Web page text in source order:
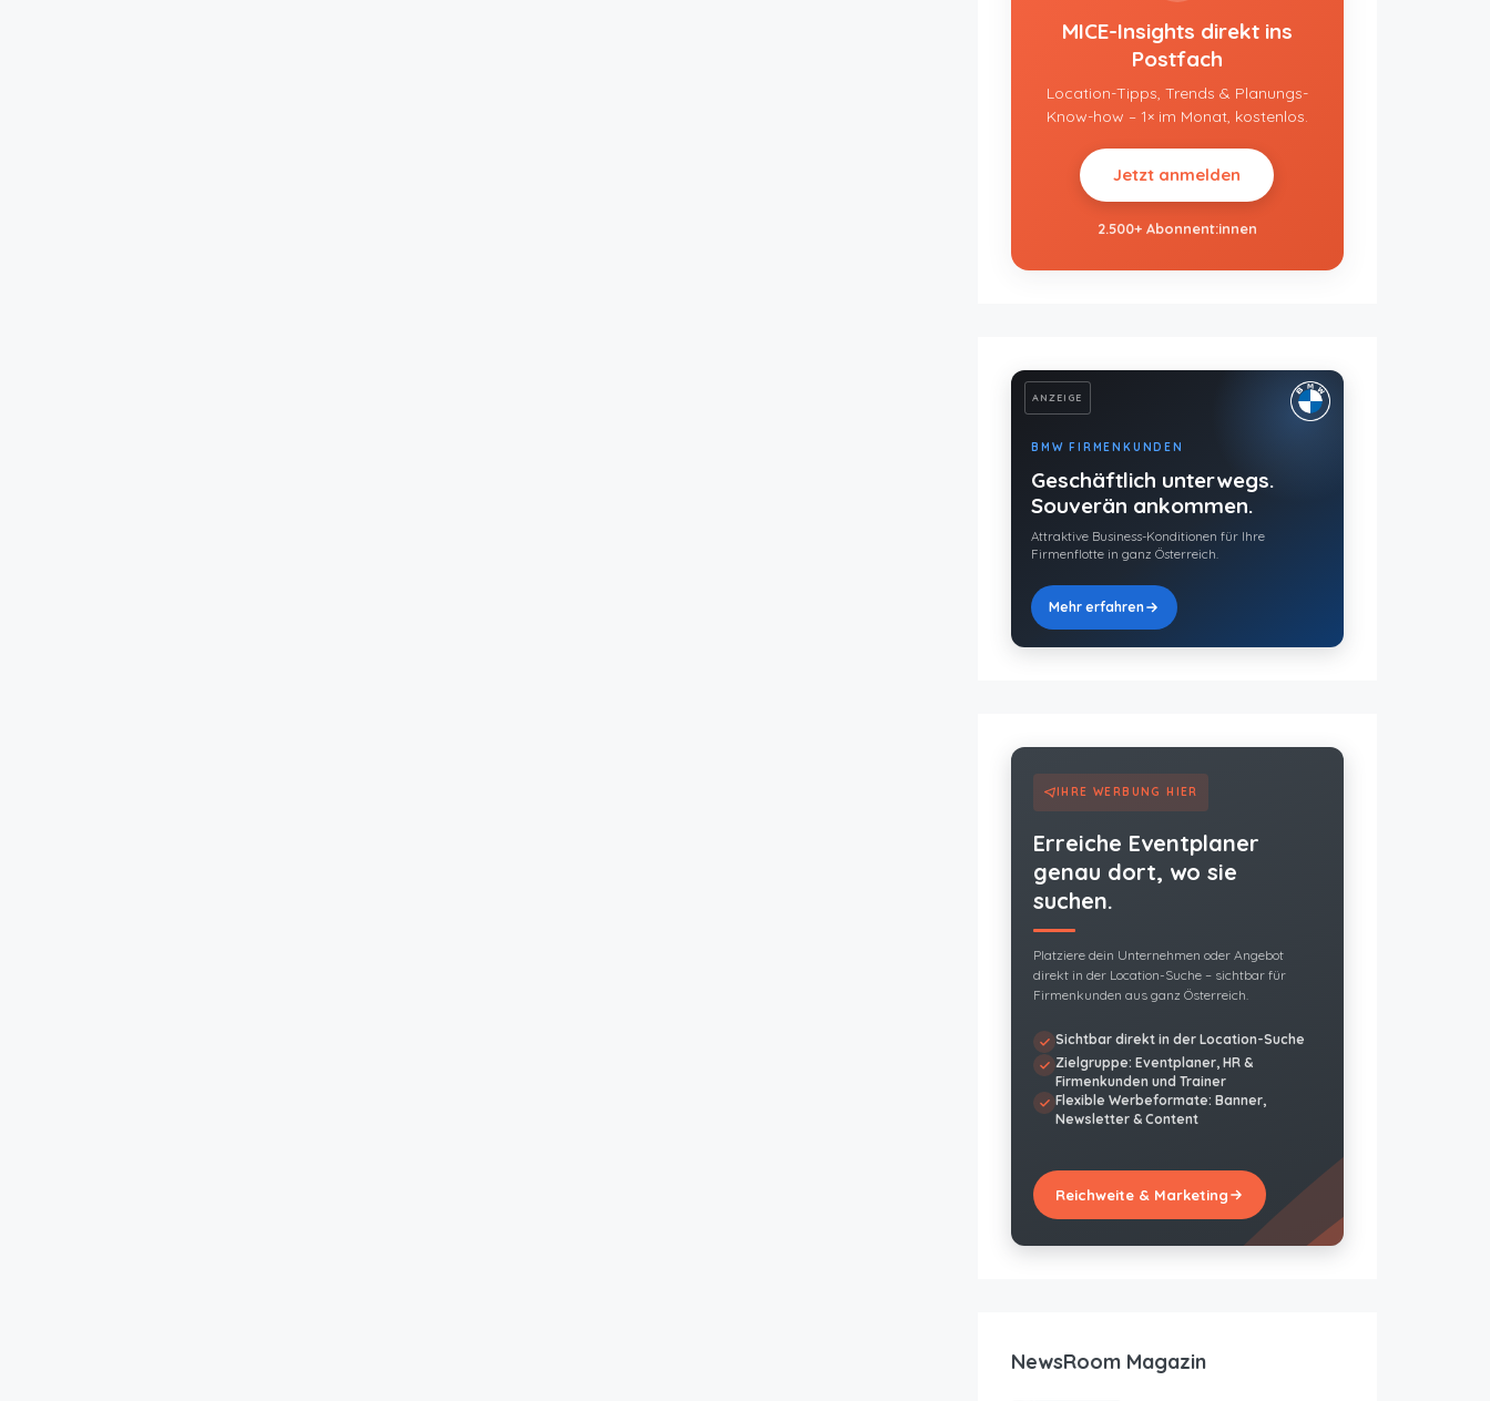
MICE-Insights direkt ins
Postfach
Location-Tipps, Trends & Planungs-
Know-how – 1× im Monat, kostenlos.
Jetzt anmelden
2.500+ Abonnent:innen
ANZEIGE
BMW FIRMENKUNDEN
Geschäftlich unterwegs.
Souverän ankommen.
Attraktive Business-Konditionen für Ihre
Firmenflotte in ganz Österreich.
Mehr erfahren
IHRE WERBUNG HIER
Erreiche Eventplaner
genau dort, wo sie
suchen.
Platziere dein Unternehmen oder Angebot
direkt in der Location-Suche – sichtbar für
Firmenkunden aus ganz Österreich.
Sichtbar direkt in der Location-Suche
Zielgruppe: Eventplaner, HR &
Firmenkunden und Trainer
Flexible Werbeformate: Banner,
Newsletter & Content
Reichweite & Marketing
NewsRoom Magazin